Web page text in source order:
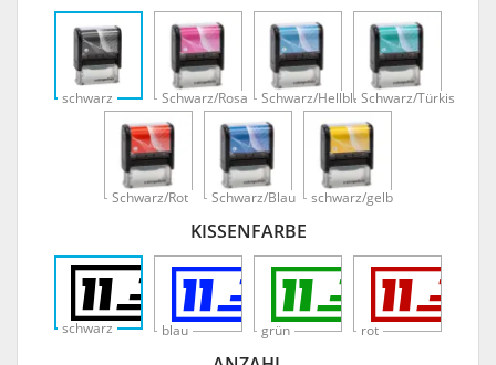
schwarz Schwarz/Rosa Schwarz/HellblauSchwarz/Türkis
Schwarz/Rot Schwarz/Blau schwarz/gelb
KISSENFARBE
schwarz blau grün rot